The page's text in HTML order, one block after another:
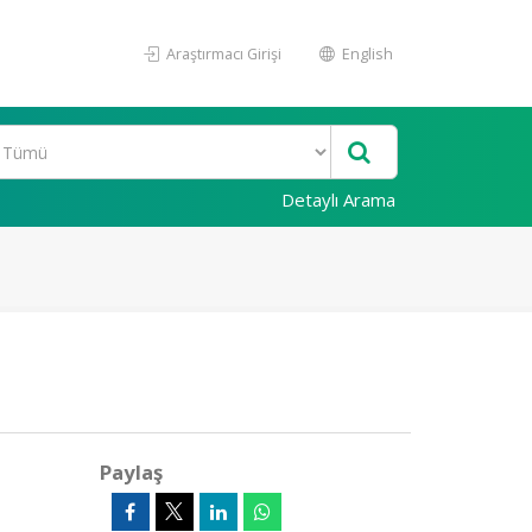
Araştırmacı Girişi English
Detaylı Arama
Paylaş